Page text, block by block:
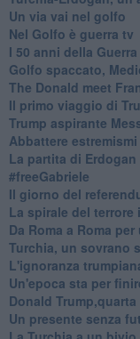
Un via vai nel golfo
Nel Golfo è guerra tv
I 50 anni della
Golfo spaccato,
The Donald meet
Il primo viaggio di
Trump aspirante
Abbattere
La partita di
#freeGabriele
Il giorno del
La spirale del terrore
Da Roma a Roma
Turchia, un sovrano
L'ignoranza
Un'epoca sta per
Donald
Un presente senza